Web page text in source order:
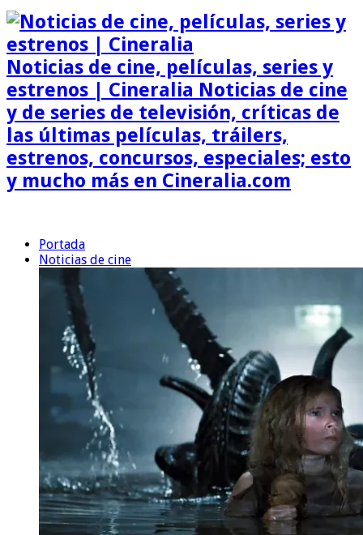
Noticias de cine, películas, series y
estrenos | Cineralia Noticias de cine
y de series de televisión, críticas de
las últimas películas, tráilers,
estrenos, concursos, especiales; esto
y mucho más en Cineralia.com
Portada
Noticias de cine